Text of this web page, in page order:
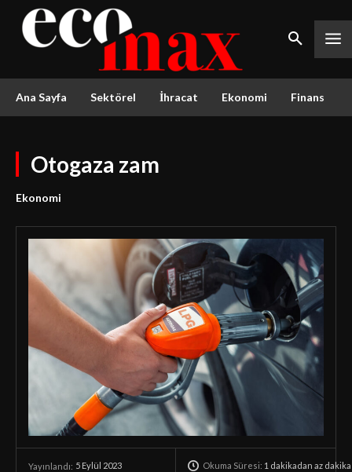
Ana Sayfa Sektörel İhracat Ekonomi Finans
Otogaza zam
Ekonomi
Yayınlandı: 5 Eylül 2023 Okuma Süresi: 1 dakikadan az dakika